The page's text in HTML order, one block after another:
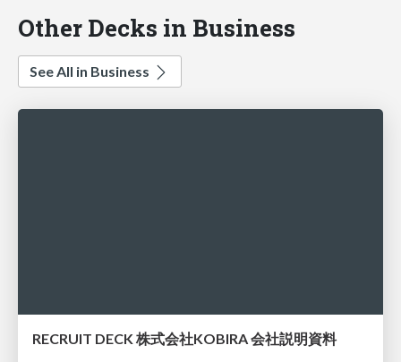
Other Decks in Business
See All in Business
RECRUIT DECK 株式会社KOBIRA 会社説明資料